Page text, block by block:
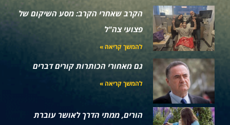
הקרב שאחרי הקרב: מסע השיקום של
פצועי צה"ל
להמשך קריאה »
גם מאחורי הכותרות קורים דברים
להמשך קריאה »
הורים, ממתי הדרך לאושר עוברת